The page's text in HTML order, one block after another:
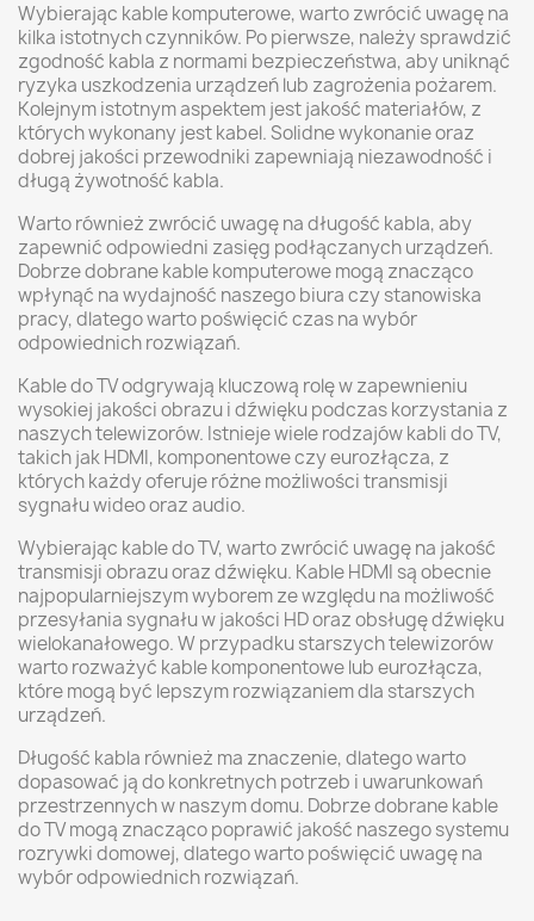
Wybierając kable komputerowe, warto zwrócić uwagę na
kilka istotnych czynników. Po pierwsze, należy sprawdzić
zgodność kabla z normami bezpieczeństwa, aby uniknąć
ryzyka uszkodzenia urządzeń lub zagrożenia pożarem.
Kolejnym istotnym aspektem jest jakość materiałów, z
których wykonany jest kabel. Solidne wykonanie oraz
dobrej jakości przewodniki zapewniają niezawodność i
długą żywotność kabla.
Warto również zwrócić uwagę na długość kabla, aby
zapewnić odpowiedni zasięg podłączanych urządzeń.
Dobrze dobrane kable komputerowe mogą znacząco
wpłynąć na wydajność naszego biura czy stanowiska
pracy, dlatego warto poświęcić czas na wybór
odpowiednich rozwiązań.
Kable do TV odgrywają kluczową rolę w zapewnieniu
wysokiej jakości obrazu i dźwięku podczas korzystania z
naszych telewizorów. Istnieje wiele rodzajów kabli do TV,
takich jak HDMI, komponentowe czy eurozłącza, z
których każdy oferuje różne możliwości transmisji
sygnału wideo oraz audio.
Wybierając kable do TV, warto zwrócić uwagę na jakość
transmisji obrazu oraz dźwięku. Kable HDMI są obecnie
najpopularniejszym wyborem ze względu na możliwość
przesyłania sygnału w jakości HD oraz obsługę dźwięku
wielokanałowego. W przypadku starszych telewizorów
warto rozważyć kable komponentowe lub eurozłącza,
które mogą być lepszym rozwiązaniem dla starszych
urządzeń.
Długość kabla również ma znaczenie, dlatego warto
dopasować ją do konkretnych potrzeb i uwarunkowań
przestrzennych w naszym domu. Dobrze dobrane kable
do TV mogą znacząco poprawić jakość naszego systemu
rozrywki domowej, dlatego warto poświęcić uwagę na
wybór odpowiednich rozwiązań.